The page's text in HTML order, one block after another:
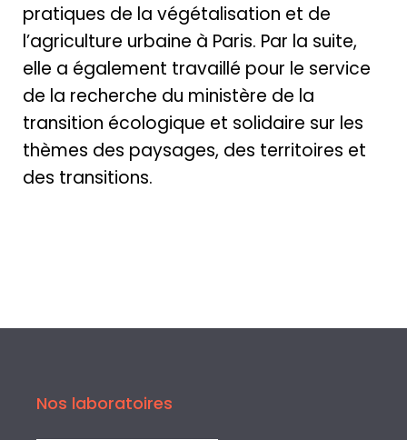
pratiques de la végétalisation et de
l’agriculture urbaine à Paris. Par la suite,
elle a également travaillé pour le service
de la recherche du ministère de la
transition écologique et solidaire sur les
thèmes des paysages, des territoires et
des transitions.
Nos laboratoires